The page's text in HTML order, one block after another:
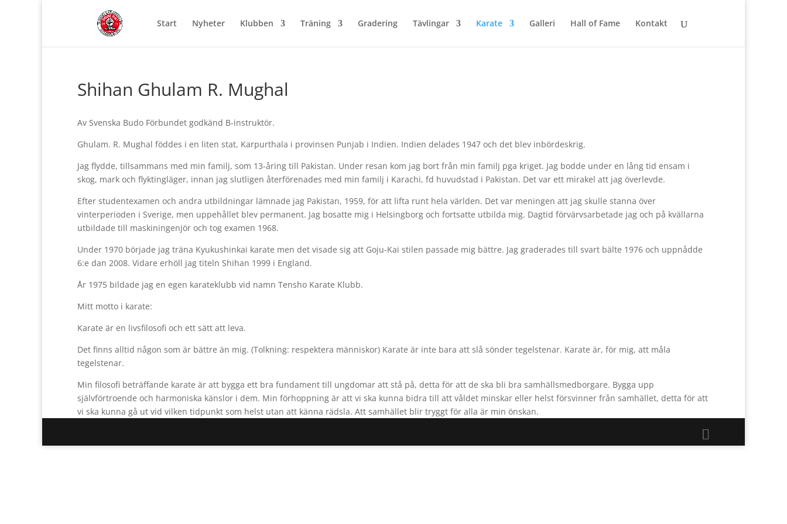
Start Nyheter Klubben Träning Gradering Tävlingar Karate Galleri Hall of Fame Kontakt
Shihan Ghulam R. Mughal
Av Svenska Budo Förbundet godkänd B-instruktör.
Ghulam. R. Mughal föddes i en liten stat, Karpurthala i provinsen Punjab i Indien. Indien delades 1947 och det blev inbördeskrig.
Jag flydde, tillsammans med min familj, som 13-åring till Pakistan. Under resan kom jag bort från min familj pga kriget. Jag bodde under en lång tid ensam i
skog, mark och flyktingläger, innan jag slutligen återförenades med min familj i Karachi, fd huvudstad i Pakistan. Det var ett mirakel att jag överlevde.
Efter studentexamen och andra utbildningar lämnade jag Pakistan, 1959, för att lifta runt hela världen. Det var meningen att jag skulle stanna över
vinterperioden i Sverige, men uppehållet blev permanent. Jag bosatte mig i Helsingborg och fortsatte utbilda mig. Dagtid förvärvsarbetade jag och på kvällarna
utbildade till maskiningenjör och tog examen 1968.
Under 1970 började jag träna Kyukushinkai karate men det visade sig att Goju-Kai stilen passade mig bättre. Jag graderades till svart bälte 1976 och uppnådde
6:e dan 2008. Vidare erhöll jag titeln Shihan 1999 i England.
År 1975 bildade jag en egen karateklubb vid namn Tensho Karate Klubb.
Mitt motto i karate:
Karate är en livsfilosofi och ett sätt att leva.
Det finns alltid någon som är bättre än mig. (Tolkning: respektera människor) Karate är inte bara att slå sönder tegelstenar. Karate är, för mig, att måla
tegelstenar.
Min filosofi beträffande karate är att bygga ett bra fundament till ungdomar att stå på, detta för att de ska bli bra samhällsmedborgare. Bygga upp
självförtroende och harmoniska känslor i dem. Min förhoppning är att vi ska kunna bidra till att våldet minskar eller helst försvinner från samhället, detta för att
vi ska kunna gå ut vid vilken tidpunkt som helst utan att känna rädsla. Att samhället blir tryggt för alla är min önskan.